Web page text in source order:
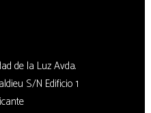
de la Luz Avda.
S/N Edificio 1